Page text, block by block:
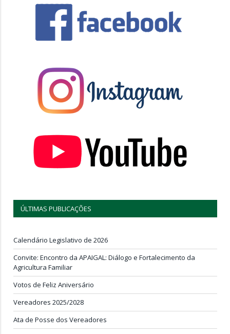
ÚLTIMAS PUBLICAÇÕES
Calendário Legislativo de 2026
Convite: Encontro da APAIGAL: Diálogo e Fortalecimento da
Agricultura Familiar
Votos de Feliz Aniversário
Vereadores 2025/2028
Ata de Posse dos Vereadores